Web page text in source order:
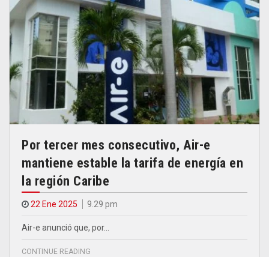
Por tercer mes consecutivo, Air-e
mantiene estable la tarifa de energía en
la región Caribe
22 Ene 2025 9.29 pm
Air-e anunció que, por…
CONTINUE READING